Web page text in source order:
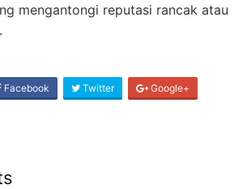
mengantongi reputasi rancak atau
Facebook Twitter Google+